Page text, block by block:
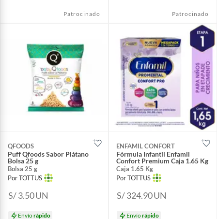
Patrocinado Patrocinado
QFOODS
Puff Qfoods Sabor Plátano
Bolsa 25 g
Bolsa 25 g
Por TOTTUS
S/ 3.50UN
Envíorápido
ENFAMIL CONFORT
Fórmula Infantil Enfamil
Confort Premium Caja 1.65 Kg
Caja 1.65 Kg
Por TOTTUS
S/ 324.90UN
Envíorápido